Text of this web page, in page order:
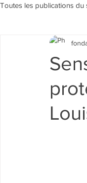
Toutes les publications du
Sensibilisation et